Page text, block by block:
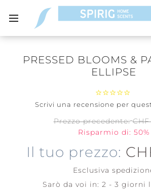
PRESSED BLOOMS &
ELLIPSE
Scrivi una recensione per
Prezzo precedente:
Risparmio di: 50%
Il tuo prezzo:
Esclusiva
Sarò da voi in: 2 - 3 giorni